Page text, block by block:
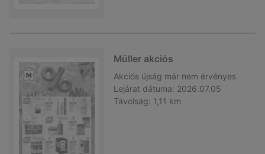
Müller akciós
Akciós újság már nem érvényes
Lejárat dátuma: 2026.07.05
Távolság: 1,11 km